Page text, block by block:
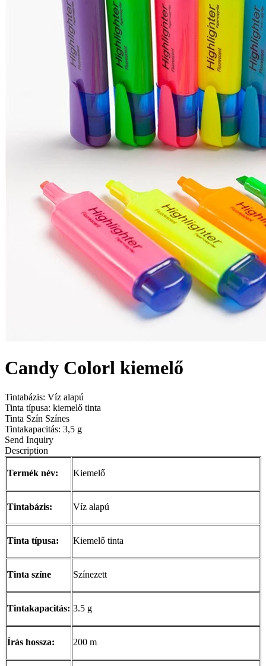
Candy Colorl kiemelő
Tintabázis: Víz alapú
Tinta típusa: kiemelő tinta
Tinta Szín Színes
Tintakapacitás: 3,5 g
Send Inquiry
Description
Termék név: Kiemelő
Tintabázis: Víz alapú
Tinta típusa: Kiemelő tinta
Tinta színe Színezett
Tintakapacitás: 3.5 g
Írás hossza: 200 m